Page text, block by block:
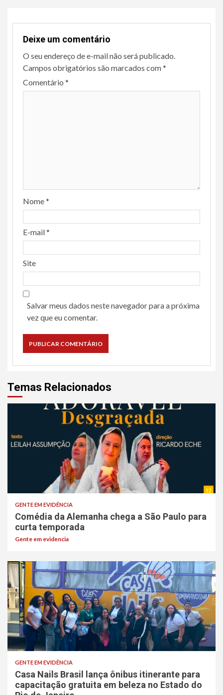
Deixe um comentário
O seu endereço de e-mail não será publicado.
Campos obrigatórios são marcados com*
Comentário *
Nome*
E-mail*
Site
Salvar meus dados neste navegador para a próxima
vez que eu comentar.
Temas Relacionados
GENTE EM EVIDÊNCIA
Comédia da Alemanha chega a São Paulo para
curta temporada
Gente em evidencia
GENTE EM EVIDÊNCIA
Casa Nails Brasil lança ônibus itinerante para
capacitação gratuita em beleza no Estado do